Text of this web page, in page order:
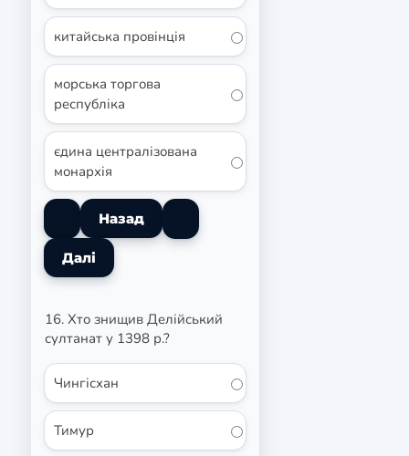
китайська провінція
морська торгова
республіка
єдина централізована
монархія
16. Хто знищив Делійський
султанат у 1398 р.?
Чингісхан
Тимур